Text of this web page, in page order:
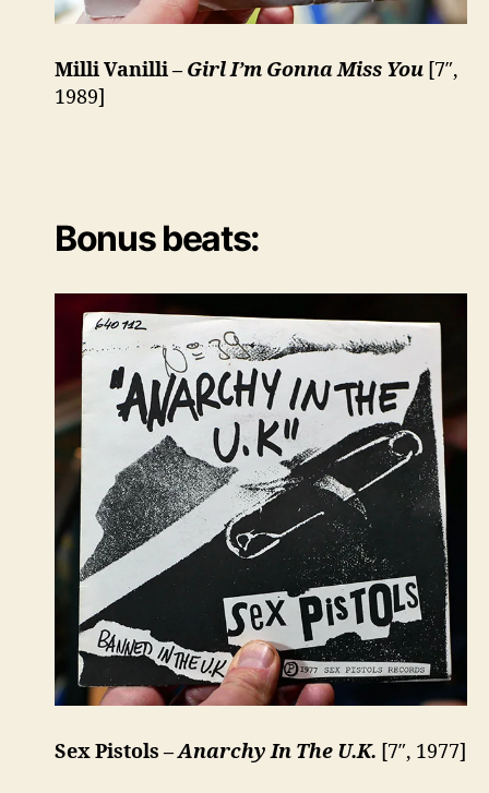
Milli Vanilli – Girl I’m Gonna Miss You [7″,
1989]
Bonus beats:
Sex Pistols –Anarchy In The U.K. [7″, 1977]